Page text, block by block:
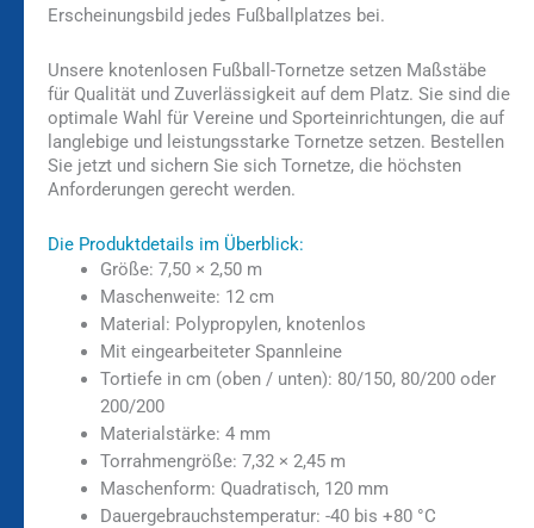
Erscheinungsbild jedes Fußballplatzes bei.
Unsere knotenlosen Fußball-Tornetze setzen Maßstäbe
für Qualität und Zuverlässigkeit auf dem Platz. Sie sind die
optimale Wahl für Vereine und Sporteinrichtungen, die auf
langlebige und leistungsstarke Tornetze setzen. Bestellen
Sie jetzt und sichern Sie sich Tornetze, die höchsten
Anforderungen gerecht werden.
Die Produktdetails im Überblick:
Größe: 7,50 × 2,50 m
Maschenweite: 12 cm
Material: Polypropylen, knotenlos
Mit eingearbeiteter Spannleine
Tortiefe in cm (oben / unten): 80/150, 80/200 oder
200/200
Materialstärke: 4 mm
Torrahmengröße: 7,32 × 2,45 m
Maschenform: Quadratisch, 120 mm
Dauergebrauchstemperatur: -40 bis +80 °C